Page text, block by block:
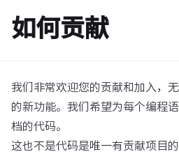
如何贡献
我们非常欢迎您的贡献和加入，
的新功能。我们希望为每个编程
档的代码。
这也不是代码是唯一有贡献项目